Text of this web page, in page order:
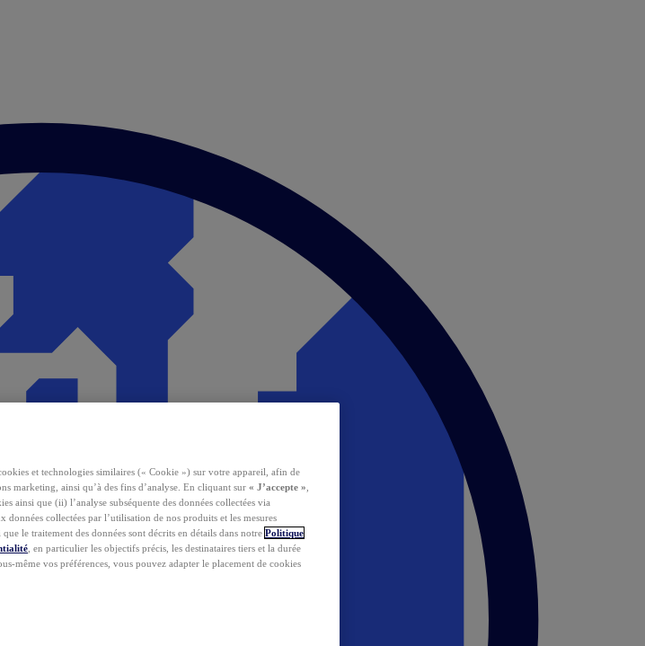
et technologies similaires (« Cookie ») sur votre appareil, afin de
marketing, ainsi qu’à des fins d’analyse. En cliquant sur « J’accepte »
ainsi que (ii) l’analyse subséquente des données collectées via
données collectées par l’utilisation de nos produits et les mesures
le traitement des données sont décrits en détails dans notre Politique
, en particulier les objectifs précis, les destinataires tiers et la durée
même vos préférences, vous pouvez adapter le placement de cookies